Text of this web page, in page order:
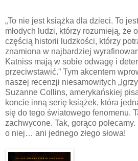
„To nie jest książka dla dzieci. To
młodych ludzi, którzy rozumieją, że
częścią historii ludzkości, którzy
znamiona w najbardziej
Katniss mają w sobie odwagę i
przeciwstawić.” Tym akcentem
naszej recenzji niesamowitych
Suzanne Collins, amerykańskiej
koncie inną serię książek, która
się do tego światowego fenomenu.
zachwycone. Tak, gorąco
o niej… ani jednego złego słowa!